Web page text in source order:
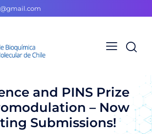
and PINS Prize
– Now
Submissions!